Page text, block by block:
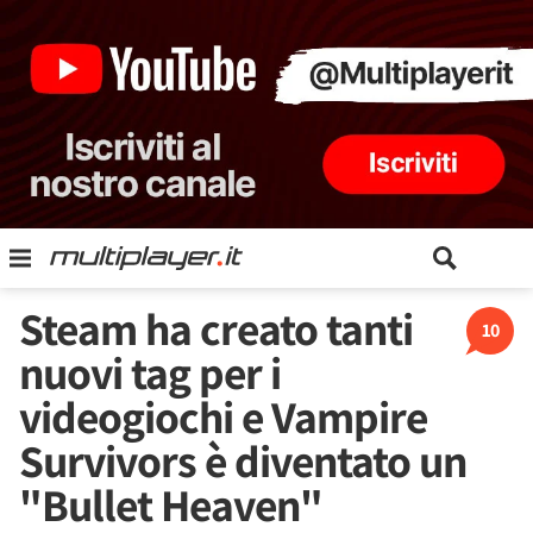
10
Steam ha creato tanti
nuovi tag per i
videogiochi e Vampire
Survivors è diventato un
"Bullet Heaven"